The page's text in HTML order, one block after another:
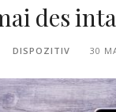
des
DISPOZITIV 30